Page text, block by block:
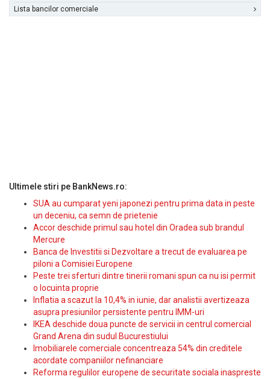
Lista bancilor comerciale
Ultimele stiri pe BankNews.ro:
SUA au cumparat yeni japonezi pentru prima data in peste
un deceniu, ca semn de prietenie
Accor deschide primul sau hotel din Oradea sub brandul
Mercure
Banca de Investitii si Dezvoltare a trecut de evaluarea pe
piloni a Comisiei Europene
Peste trei sferturi dintre tinerii romani spun ca nu isi permit
o locuinta proprie
Inflatia a scazut la 10,4% in iunie, dar analistii avertizeaza
asupra presiunilor persistente pentru IMM-uri
IKEA deschide doua puncte de servicii in centrul comercial
Grand Arena din sudul Bucurestiului
Imobiliarele comerciale concentreaza 54% din creditele
acordate companiilor nefinanciare
Reforma regulilor europene de securitate sociala inaspreste